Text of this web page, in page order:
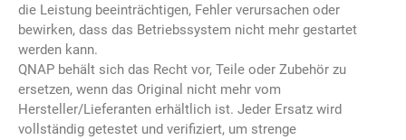
die Leistung beeinträchtigen, Fehler verursachen oder
bewirken, dass das Betriebssystem nicht mehr gestartet
werden kann.
QNAP behält sich das Recht vor, Teile oder Zubehör zu
ersetzen, wenn das Original nicht mehr vom
Hersteller/Lieferanten erhältlich ist. Jeder Ersatz wird
vollständig getestet und verifiziert, um strenge